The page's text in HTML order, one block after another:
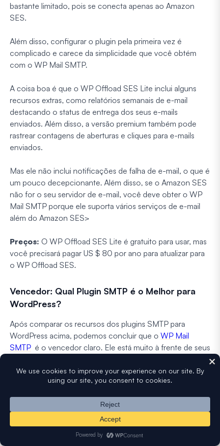
bastante limitado, pois se conecta apenas ao Amazon
SES.
Além disso, configurar o plugin pela primeira vez é
complicado e carece da simplicidade que você obtém
com o WP Mail SMTP.
A coisa boa é que o WP Offload SES Lite inclui alguns
recursos extras, como relatórios semanais de e-mail
destacando o status de entrega dos seus e-mails
enviados. Além disso, a versão premium também pode
rastrear contagens de aberturas e cliques para e-mails
enviados.
Mas ele não inclui notificações de falha de e-mail, o que é
um pouco decepcionante. Além disso, se o Amazon SES
não for o seu servidor de e-mail, você deve obter o WP
Mail SMTP porque ele suporta vários serviços de e-mail
além do Amazon SES>
Preços: O WP Offload SES Lite é gratuito para usar, mas
você precisará pagar US $ 80 por ano para atualizar para
o WP Offload SES.
Vencedor: Qual Plugin SMTP é o Melhor para
WordPress?
Após comparar os recursos dos plugins SMTP para
WordPress acima, podemos concluir que o WP Mail
SMTP é o vencedor claro. Ele está muito à frente de seus
número de recursos úteis.